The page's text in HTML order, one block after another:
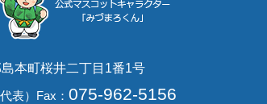
本町桜井二丁目1番1号
代表） Fax： 075-962-5156